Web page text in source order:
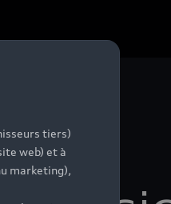
tiers)
web) et à
marketing),